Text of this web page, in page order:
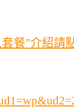
餐”介紹請